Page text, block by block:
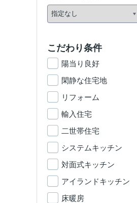
こだわり条件
陽当り良好
閑静な住宅地
リフォーム
輸入住宅
二世帯住宅
システムキッチン
対面式キッチン
アイランドキッチン
床暖房